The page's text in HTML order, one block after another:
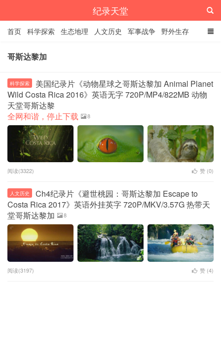
纪录天堂
首页 科学探索 生态地理 人文历史 军事战争 野外生存
经典纪录 4K纪录片
哥斯达黎加
科学探索
美国纪录片《动物星球之哥斯达黎加 Animal Planet
Wild Costa Rica 2016》英语无字 720P/MP4/822MB 动物
天堂哥斯达黎
全网和谐，停止下载
8
阅读(3322) 赞 (0)
人文历史
Ch4纪录片《避世桃园：哥斯达黎加 Escape to
Costa Rica 2017》英语外挂英字 720P/MKV/3.57G 热带天
堂哥斯达黎加
8
阅读(3197) 赞 (4)